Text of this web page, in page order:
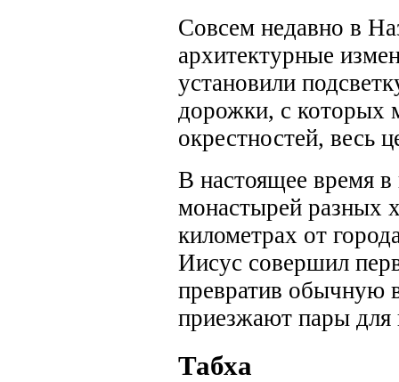
Совсем недавно в
архитектурные
установили
дорожки, с которых
окрестностей, весь
В настоящее время в
монастырей разных
километрах от
Иисус совершил
превратив обычную
приезжают пары для
Табха